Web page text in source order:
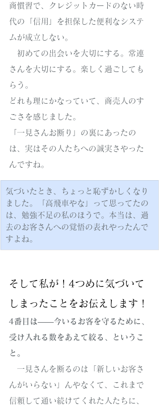
商慣習で、クレジットカードのない時
代の「信用」を担保した便利なシステ
ムが成立しない。
初めての出会いを大切にする。常連
さんを大切にする。楽しく過ごしても
らう。
どれも理にかなっていて、商売人のす
ごさを感じました。
「一見さんお断り」の裏にあったの
は、実はその人たちへの誠実さやった
んですね。
気づいたとき、ちょっと恥ずかしくなり
ました。「高飛車やな」って思ってたの
は、勉強不足の私のほうで。本当は、過
去のお客さんへの覚悟の表れやったんで
すよね。
そして私が！4つめに気づいて
しまったことをお伝えします！
4番目は——今いるお客を守るために、
受け入れる数をあえて絞る、というこ
と。
一見さんを断るのは「新しいお客さ
んがいらない」んやなくて、これまで
信頼して通い続けてくれた人たちに、